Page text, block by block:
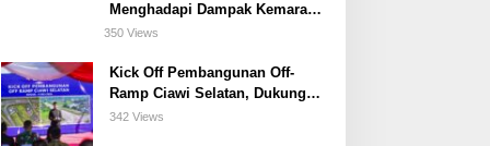
Menghadapi Dampak Kemarau
Panjang
350 Views
Kick Off Pembangunan Off-
Ramp Ciawi Selatan, Dukung
Konektivitas Antarwilayah di
342 Views